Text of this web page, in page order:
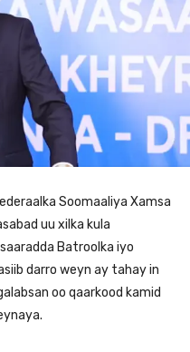
Soomaaliya Xamsa
uu xilka kula
Batroolka iyo
darro weyn ay tahay in
oo qaarkood kamid